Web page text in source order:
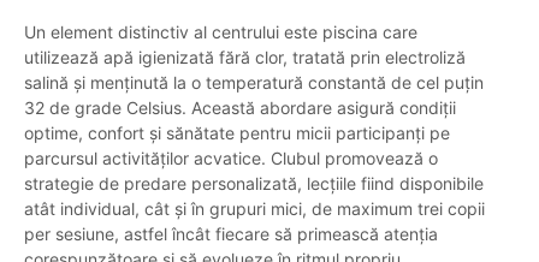
Un element distinctiv al centrului este piscina care
utilizează apă igienizată fără clor, tratată prin electroliză
salină și menținută la o temperatură constantă de cel puțin
32 de grade Celsius. Această abordare asigură condiții
optime, confort și sănătate pentru micii participanți pe
parcursul activităților acvatice. Clubul promovează o
strategie de predare personalizată, lecțiile fiind disponibile
atât individual, cât și în grupuri mici, de maximum trei copii
per sesiune, astfel încât fiecare să primească atenția